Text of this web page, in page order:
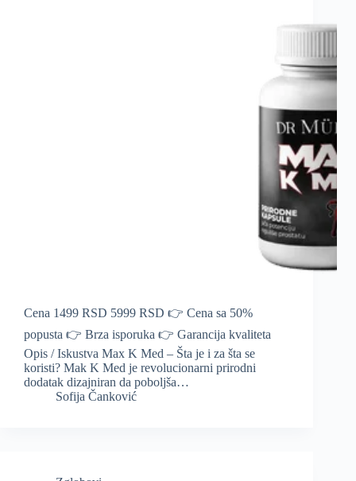
Cena 1499 RSD 5999 RSD 👉 Cena sa 50%
popusta 👉 Brza isporuka 👉 Garancija kvaliteta
Opis / Iskustva Max K Med – Šta je i za šta se
koristi? Mak K Med je revolucionarni prirodni
dodatak dizajniran da poboljša…
Sofija Čanković